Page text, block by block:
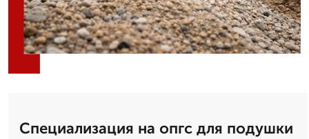
Специализация на опгс для подушки